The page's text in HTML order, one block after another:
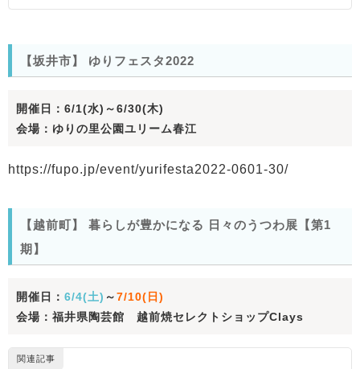
【坂井市】 ゆりフェスタ2022
開催日：6/1(水)～6/30(木)
会場：ゆりの里公園ユリーム春江
https://fupo.jp/event/yurifesta2022-0601-30/
【越前町】 暮らしが豊かになる 日々のうつわ展【第1
期】
開催日： 6/4(土) ～7/10(日)
会場：福井県陶芸館 越前焼セレクトショップClays